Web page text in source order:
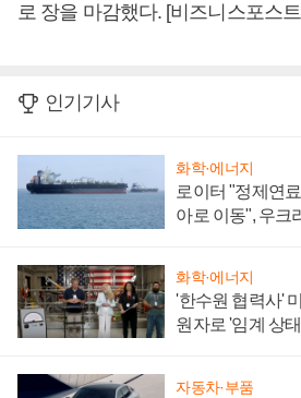
로 장을 마감했다. [비즈니스포스
인기기사
화학·에너지
로이터 "정제연
아로 이동", 우크
화학·에너지
'한수원 협력사'
원자로 '임계 상
자동차·부품